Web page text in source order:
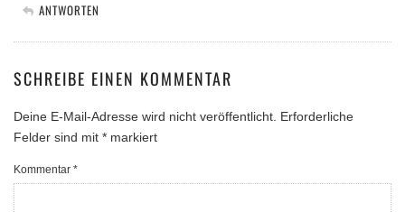
ANTWORTEN
SCHREIBE EINEN KOMMENTAR
Deine E-Mail-Adresse wird nicht veröffentlicht. Erforderliche
Felder sind mit * markiert
Kommentar *